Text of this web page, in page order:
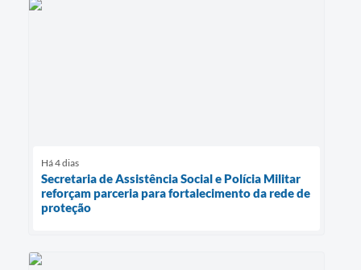
Há 4 dias
Secretaria de Assistência Social e Polícia Militar
reforçam parceria para fortalecimento da rede de
proteção